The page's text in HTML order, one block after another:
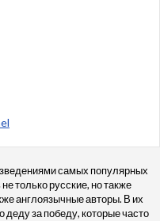
самых популярных
только русские, но также
англоязычные авторы. В их
деду за победу, которые часто